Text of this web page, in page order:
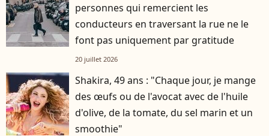
personnes qui remercient les
conducteurs en traversant la rue ne le
font pas uniquement par gratitude
20 juillet 2026
Shakira, 49 ans : "Chaque jour, je mange
des œufs ou de l'avocat avec de l'huile
d'olive, de la tomate, du sel marin et un
smoothie"